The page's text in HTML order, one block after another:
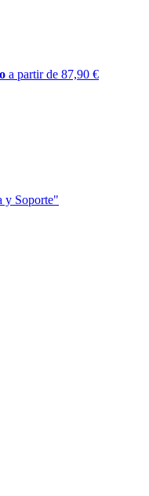
a partir de 87,90 €
y Soporte"